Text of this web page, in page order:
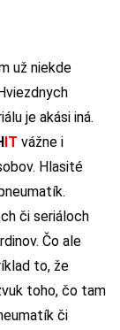
už niekde
je akási iná.
IT vážne i
Hlasité
či seriáloch
Čo ale
to, že
toho, čo tam
či